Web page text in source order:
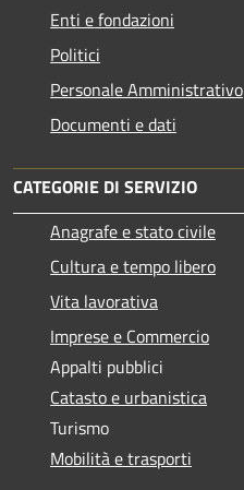
Enti e fondazioni
Politici
Personale Amministrativo
Documenti e dati
CATEGORIE DI SERVIZIO
Anagrafe e stato civile
Cultura e tempo libero
Vita lavorativa
Imprese e Commercio
Appalti pubblici
Catasto e urbanistica
Turismo
Mobilità e trasporti